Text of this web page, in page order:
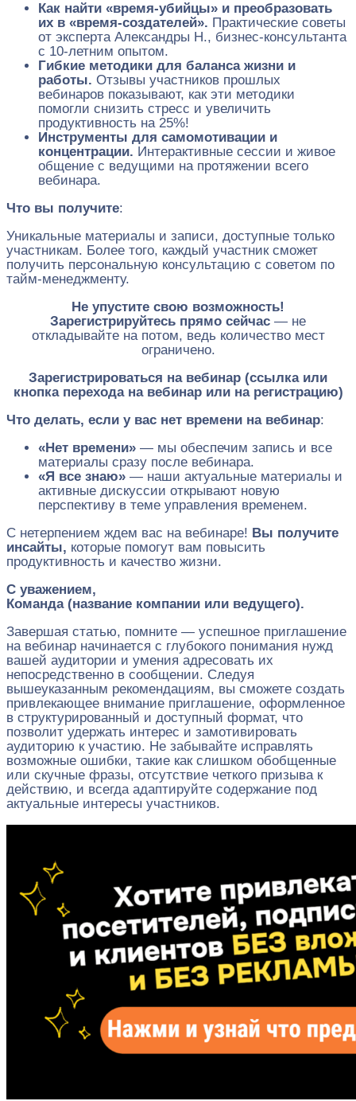
Как найти «время-убийцы» и преобразовать
их в «время-создателей». Практические советы
от эксперта Александры Н., бизнес-консультанта
с 10-летним опытом.
Гибкие методики для баланса жизни и
работы. Отзывы участников прошлых
вебинаров показывают, как эти методики
помогли снизить стресс и увеличить
продуктивность на 25%!
Инструменты для самомотивации и
концентрации. Интерактивные сессии и живое
общение с ведущими на протяжении всего
вебинара.
Что вы получите:
Уникальные материалы и записи, доступные только
участникам. Более того, каждый участник сможет
получить персональную консультацию с советом по
тайм-менеджменту.
Не упустите свою возможность!
Зарегистрируйтесь прямо сейчас — не
откладывайте на потом, ведь количество мест
ограничено.
Зарегистрироваться на вебинар (ссылка или
кнопка перехода на вебинар или на регистрацию)
Что делать, если у вас нет времени на вебинар:
«Нет времени» — мы обеспечим запись и все
материалы сразу после вебинара.
«Я все знаю» — наши актуальные материалы и
активные дискуссии открывают новую
перспективу в теме управления временем.
С нетерпением ждем вас на вебинаре! Вы получите
инсайты, которые помогут вам повысить
продуктивность и качество жизни.
С уважением,
Команда (название компании или ведущего).
Завершая статью, помните — успешное приглашение
на вебинар начинается с глубокого понимания нужд
вашей аудитории и умения адресовать их
непосредственно в сообщении. Следуя
вышеуказанным рекомендациям, вы сможете создать
привлекающее внимание приглашение, оформленное
в структурированный и доступный формат, что
позволит удержать интерес и замотивировать
аудиторию к участию. Не забывайте исправлять
возможные ошибки, такие как слишком обобщенные
или скучные фразы, отсутствие четкого призыва к
действию, и всегда адаптируйте содержание под
актуальные интересы участников.